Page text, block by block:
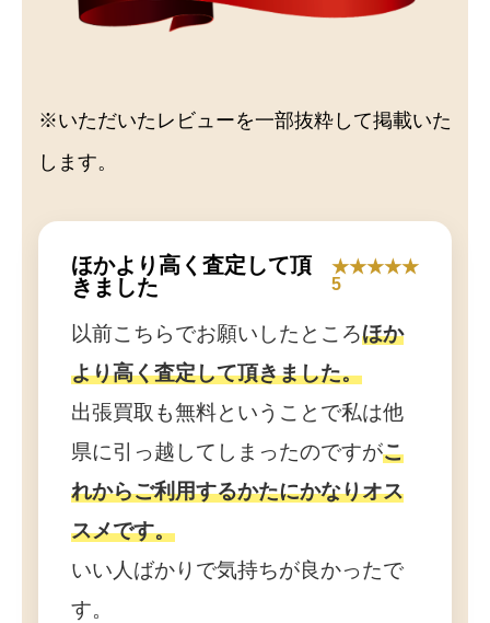
※いただいたレビューを一部抜粋して掲載いた
します。
ほかより高く査定して頂
きました
★★★★★
5
以前こちらでお願いしたところほか
より高く査定して頂きました。
出張買取も無料ということで私は他
県に引っ越してしまったのですがこ
れからご利用するかたにかなりオス
スメです。
いい人ばかりで気持ちが良かったで
す。